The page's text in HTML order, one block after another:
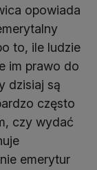
opowiada
to, ile ludzie
im prawo do
dzisiaj są
często
czy wydać
emerytur